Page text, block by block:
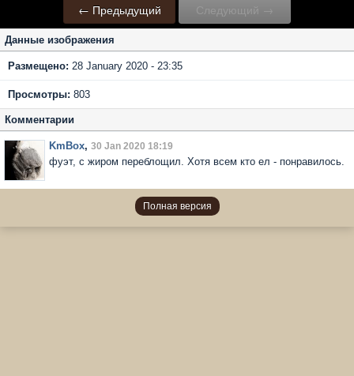
← Предыдущий Следующий →
Данные изображения
Размещено: 28 January 2020 - 23:35
Просмотры: 803
Комментарии
KmBox, 30 Jan 2020 18:19
фуэт, с жиром переблощил. Хотя всем кто ел - понравилось.
Полная версия